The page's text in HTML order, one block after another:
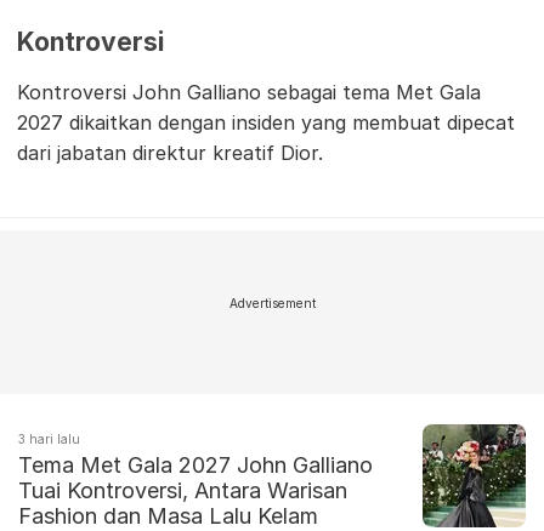
Kontroversi
Kontroversi John Galliano sebagai tema Met Gala
2027 dikaitkan dengan insiden yang membuat dipecat
dari jabatan direktur kreatif Dior.
Advertisement
3 hari lalu
Tema Met Gala 2027 John Galliano
Tuai Kontroversi, Antara Warisan
Fashion dan Masa Lalu Kelam